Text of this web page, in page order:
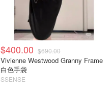
$400.00 $690.00
Vivienne Westwood Granny Frame
白色手袋
SSENSE